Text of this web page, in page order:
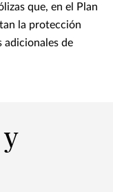
que, en el Plan
la protección
adicionales de